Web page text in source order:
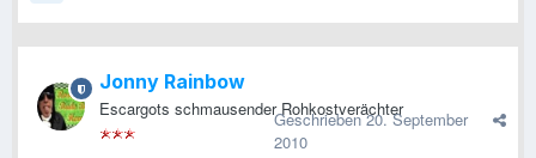
Jonny Rainbow
Escargots schmausender Rohkostverächter
Geschrieben20. September
2010